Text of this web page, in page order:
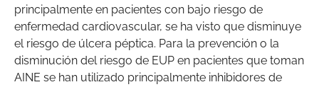
principalmente en pacientes con bajo riesgo de
enfermedad cardiovascular, se ha visto que disminuye
el riesgo de úlcera péptica. Para la prevención o la
disminución del riesgo de EUP en pacientes que toman
AINE se han utilizado principalmente inhibidores de